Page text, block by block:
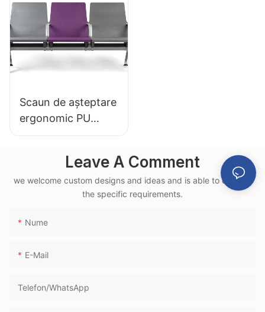
diverse spații
publice
Scaun de așteptare
ergonomic PU
LC151-H1, cadru din
aeroport, utilizat în
terminale feroviare
de mare viteză
Leave A Comment
we welcome custom designs and ideas and is able to cater to
the specific requirements.
Nume
E-Mail
Telefon/WhatsApp